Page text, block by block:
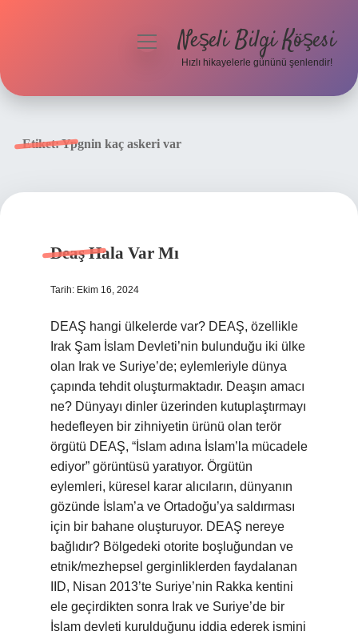
menüyüNeşeli Bilgi Köşesi
Hızlı hikayelerle gününü şenlendir!
Etiket:Ypgnin kaç askeri var
Deaş Hala Var Mı
Tarih: Ekim 16, 2024
DEAŞ hangi ülkelerde var? DEAŞ, özellikle
Irak Şam İslam Devleti’nin bulunduğu iki ülke
olan Irak ve Suriye’de; eylemleriyle dünya
çapında tehdit oluşturmaktadır. Deaşın amacı
ne? Dünyayı dinler üzerinden kutuplaştırmayı
hedefleyen bir zihniyetin ürünü olan terör
örgütü DEAŞ, “İslam adına İslam’la mücadele
ediyor” görüntüsü yaratıyor. Örgütün
eylemleri, küresel karar alıcıların, dünyanın
gözünde İslam’a ve Ortadoğu’ya saldırması
için bir bahane oluşturuyor. DEAŞ nereye
bağlıdır? Bölgedeki otorite boşluğundan ve
etnik/mezhepsel gerginliklerden faydalanan
IID, Nisan 2013’te Suriye’nin Rakka kentini
ele geçirdikten sonra Irak ve Suriye’de bir
İslam devleti kurulduğunu iddia ederek ismini